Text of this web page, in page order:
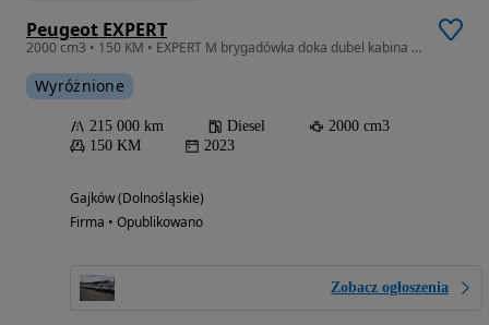
Peugeot EXPERT
2000 cm3 • 150 KM • EXPERT M brygadówka doka dubel kabina 6-osób kamera navi ŁADNY
Wyróżnione
215 000 km Diesel
2000 cm3
150 KM
2023
Gajków (Dolnośląskie)
Firma • Opublikowano
Zobacz ogłoszenia